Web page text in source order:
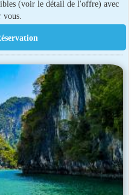
(voir le détail de l'offre) avec